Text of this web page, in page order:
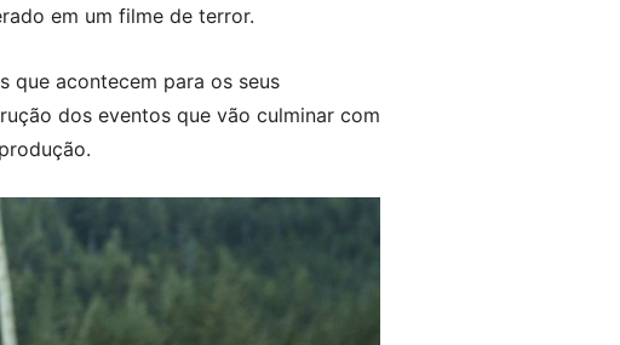
em um filme de terror.
que acontecem para os seus
dos eventos que vão culminar com